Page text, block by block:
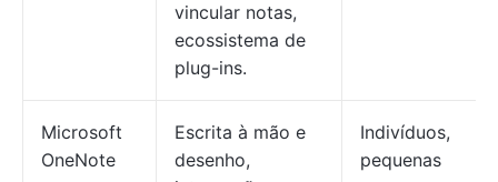
vincular notas,
ecossistema de
plug-ins.
Microsoft
OneNote
Escrita à mão e
desenho,
Indivíduos,
pequenas